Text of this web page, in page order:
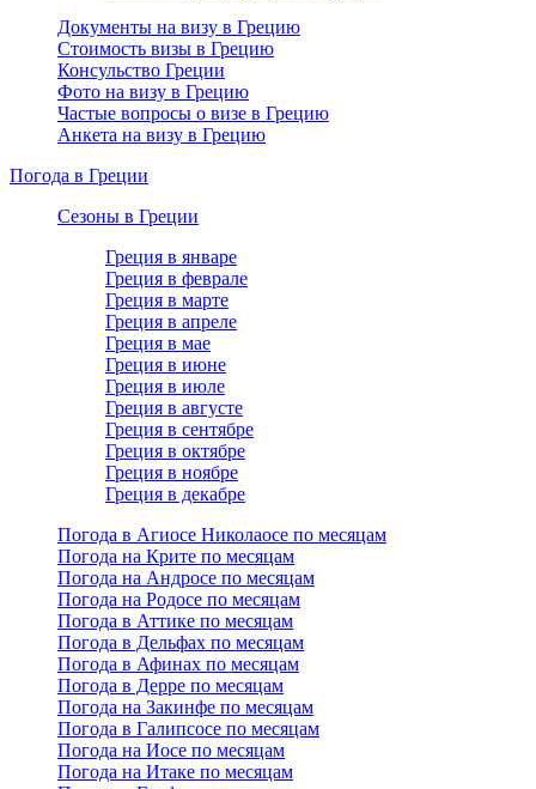
Документы на визу в Грецию
Стоимость визы в Грецию
Консульство Греции
Фото на визу в Грецию
Частые вопросы о визе в Грецию
Анкета на визу в Грецию
Погода в Греции
Сезоны в Греции
Греция в январе
Греция в феврале
Греция в марте
Греция в апреле
Греция в мае
Греция в июне
Греция в июле
Греция в августе
Греция в сентябре
Греция в октябре
Греция в ноябре
Греция в декабре
Погода в Агиосе Николаосе по месяцам
Погода на Крите по месяцам
Погода на Андросе по месяцам
Погода на Родосе по месяцам
Погода в Аттике по месяцам
Погода в Дельфах по месяцам
Погода в Афинах по месяцам
Погода в Дерре по месяцам
Погода на Закинфе по месяцам
Погода в Галипсосе по месяцам
Погода на Иосе по месяцам
Погода на Итаке по месяцам